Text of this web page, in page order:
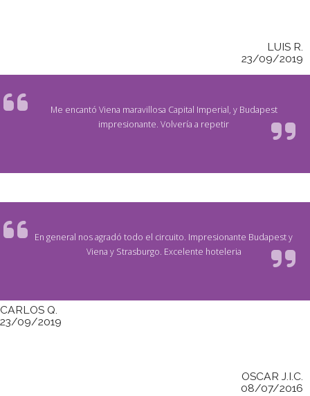
LUIS R.
23/09/2019
Me encantó Viena maravillosa Capital Imperial, y Budapest
impresionante. Volvería a repetir
En general nos agradó todo el circuito. Impresionante Budapest y
Viena y Strasburgo. Excelente hoteleria
CARLOS Q.
23/09/2019
OSCAR J.I.C.
08/07/2016